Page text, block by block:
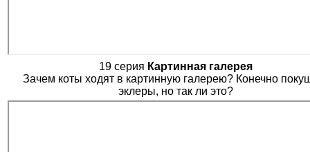
19 серия Картинная галерея
Зачем коты ходят в картинную галерею? Конечно
эклеры, но так ли это?